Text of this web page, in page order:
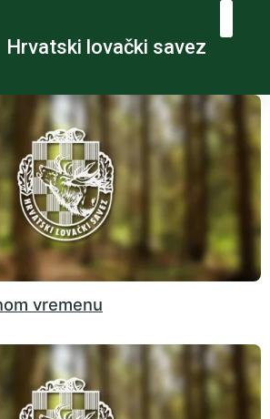
Hrvatski lovački savez
vremenu